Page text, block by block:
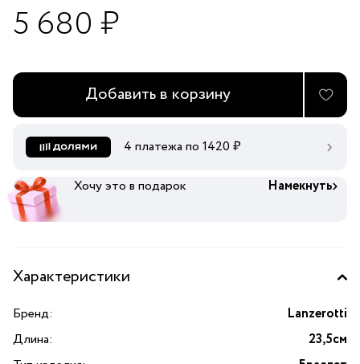
5 680 ₽
Добавить в корзину
4 платежа по 1420 ₽
Хочу это в подарок Намекнуть
Характеристики
Бренд:
Lanzerotti
Длина:
23,5см